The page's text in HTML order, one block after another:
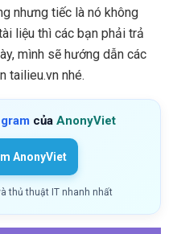
nhưng tiếc là nó không
liệu thì các bạn phải trả
mình sẽ hướng dẫn các
tailieu.vn nhé.
của AnonyViet
AnonyViet
thủ thuật IT nhanh nhất